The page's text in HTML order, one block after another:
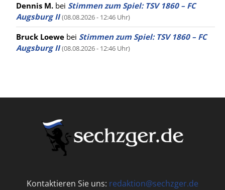
Dennis M. bei Stimmen zum Spiel: TSV 1860 – FC
Augsburg II (08.08.2026 - 12:46 Uhr)
Bruck Loewe bei Stimmen zum Spiel: TSV 1860 – FC
Augsburg II (08.08.2026 - 12:46 Uhr)
Kontaktieren Sie uns: redaktion@sechzger.de